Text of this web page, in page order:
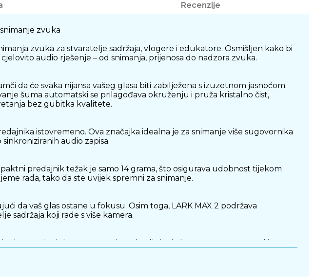
Recenzije
zvuka
zvuka za stvaratelje sadržaja, vlogere i edukatore. Osmišljen kako bi
audio rješenje – od snimanja, prijenosa do nadzora zvuka.
da će svaka nijansa vašeg glasa biti zabilježena s izuzetnom jasnoćom.
šuma automatski se prilagođava okruženju i pruža kristalno čist,
bez gubitka kvalitete.
istovremeno. Ova značajka idealna je za snimanje više sugovornika
audio zapisa.
predajnik težak je samo 14 grama, što osigurava udobnost tijekom
rada, tako da ste uvijek spremni za snimanje.
da vaš glas ostane u fokusu. Osim toga, LARK MAX 2 podržava
sadržaja koji rade s više kamera.
robustan i udoban za nošenje. Zahvaljujući elegantnom, nenametljivom